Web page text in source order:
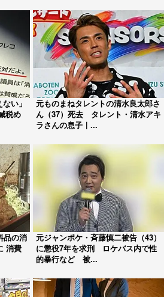
い」
税め
元ものまねタレントの清水良太郎さ
ん（37）死去 タレント・清水アキ
ラさんの息子｜...
品の消
消費
元ジャンポケ・斉藤慎二被告（43）
に懲役7年を求刑 ロケバス内で性
的暴行など 被...